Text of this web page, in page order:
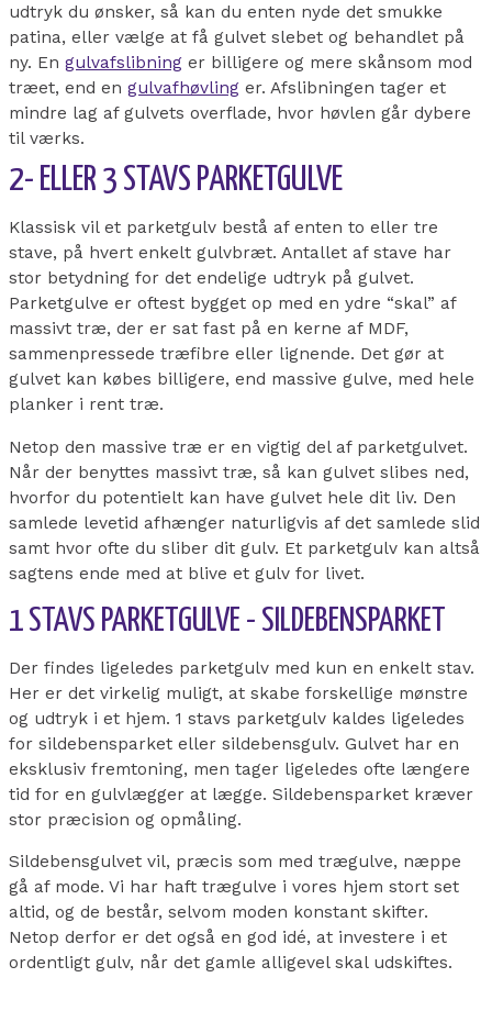
udtryk du ønsker, så kan du enten nyde det smukke
patina, eller vælge at få gulvet slebet og behandlet på
ny. En gulvafslibning er billigere og mere skånsom mod
træet, end en gulvafhøvling er. Afslibningen tager et
mindre lag af gulvets overflade, hvor høvlen går dybere
til værks.
2- ELLER 3 STAVS PARKETGULVE
Klassisk vil et parketgulv bestå af enten to eller tre
stave, på hvert enkelt gulvbræt. Antallet af stave har
stor betydning for det endelige udtryk på gulvet.
Parketgulve er oftest bygget op med en ydre “skal” af
massivt træ, der er sat fast på en kerne af MDF,
sammenpressede træfibre eller lignende. Det gør at
gulvet kan købes billigere, end massive gulve, med hele
planker i rent træ.
Netop den massive træ er en vigtig del af parketgulvet.
Når der benyttes massivt træ, så kan gulvet slibes ned,
hvorfor du potentielt kan have gulvet hele dit liv. Den
samlede levetid afhænger naturligvis af det samlede slid
samt hvor ofte du sliber dit gulv. Et parketgulv kan altså
sagtens ende med at blive et gulv for livet.
1 STAVS PARKETGULVE - SILDEBENSPARKET
Der findes ligeledes parketgulv med kun en enkelt stav.
Her er det virkelig muligt, at skabe forskellige mønstre
og udtryk i et hjem. 1 stavs parketgulv kaldes ligeledes
for sildebensparket eller sildebensgulv. Gulvet har en
eksklusiv fremtoning, men tager ligeledes ofte længere
tid for en gulvlægger at lægge. Sildebensparket kræver
stor præcision og opmåling.
Sildebensgulvet vil, præcis som med trægulve, næppe
gå af mode. Vi har haft trægulve i vores hjem stort set
altid, og de består, selvom moden konstant skifter.
Netop derfor er det også en god idé, at investere i et
ordentligt gulv, når det gamle alligevel skal udskiftes.